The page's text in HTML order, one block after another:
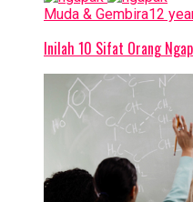
Muda & Gembira12
Inilah 10 Sifat Orang